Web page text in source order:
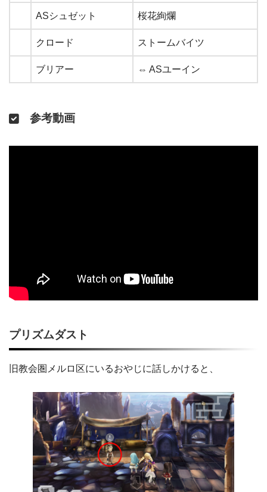
ASシュゼット 桜花絢爛
クロード ストームバイツ
ブリアー ⇔ ASユーイン
参考動画
プリズムダスト
旧教会圏メルロ区にいるおやじに話しかけると、